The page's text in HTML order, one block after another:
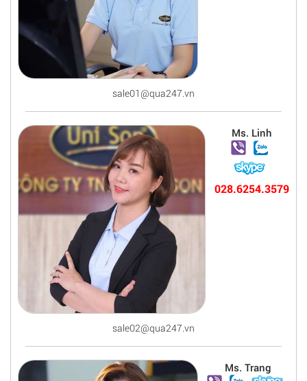
sale01@qua247.vn
Ms. Linh
028.6254.3579
sale02@qua247.vn
Ms. Trang